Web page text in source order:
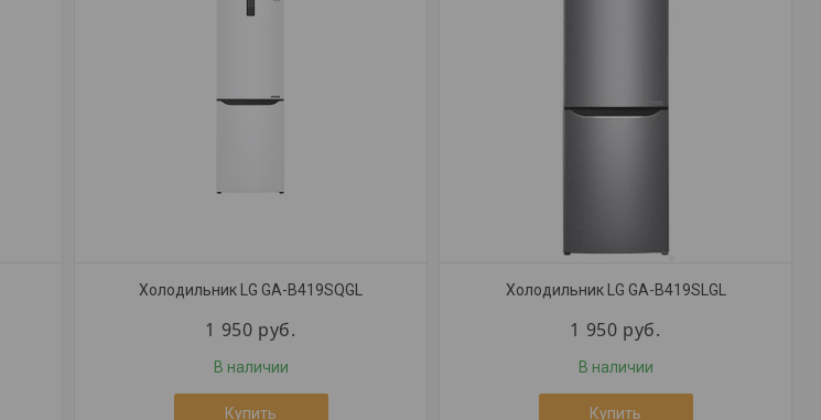
Холодильник LG GA-B419SQGL
1 950 руб.
В наличии
Купить
Холодильник LG GA-B419SLGL
1 950 руб.
В наличии
Купить